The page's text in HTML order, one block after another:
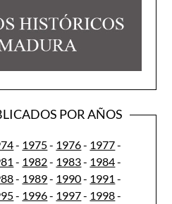
POR AÑOS
- 1975- 1976- 1977-
- 1982- 1983- 1984-
- 1989- 1990- 1991 -
- 1996- 1997- 1998-